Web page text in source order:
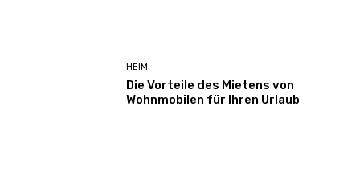
HEIM
Die Vorteile des Mietens von
Wohnmobilen für Ihren Urlaub